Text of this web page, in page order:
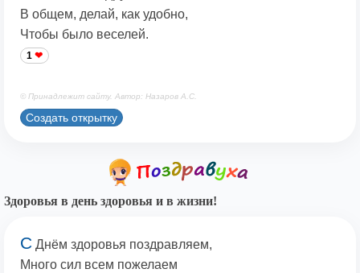
В общем, делай, как удобно,
Чтобы было веселей.
1
© Принадлежит сайту. Автор: Назаров А.С.
Создать открытку
Здоровья в день здоровья и в жизни!
С Днём здоровья поздравляем,
Много сил всем пожелаем